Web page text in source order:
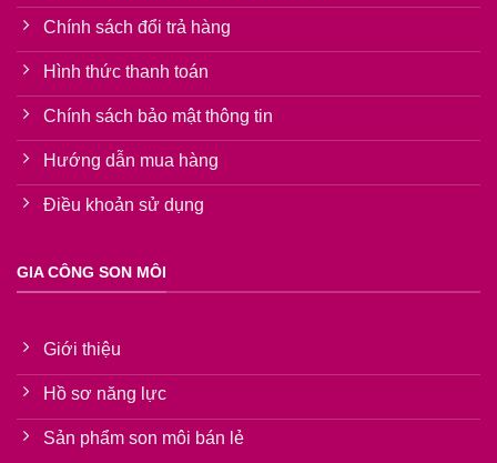
Chính sách đổi trả hàng
Hình thức thanh toán
Chính sách bảo mật thông tin
Hướng dẫn mua hàng
Điều khoản sử dụng
GIA CÔNG SON MÔI
Giới thiệu
Hồ sơ năng lực
Sản phẩm son môi bán lẻ